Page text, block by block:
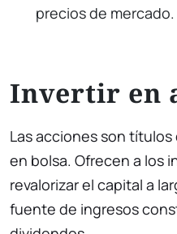
precios de mercado.
Invertir en
Las acciones son
en bolsa. Ofrecen a los
revalorizar el capital a
fuente de ingresos